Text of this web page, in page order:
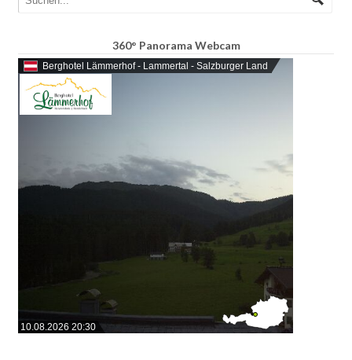
360° Panorama Webcam
Berghotel Lämmerhof - Lammertal - Salzburger Land
10.08.2026 20:30